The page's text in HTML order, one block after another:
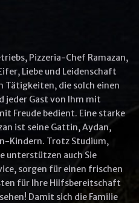
Pizzeria-Chef Ramazan,
Liebe und Leidenschaft
Tätigkeiten, die solch einen
jeder Gast von Ihm mit
Freude bedient. Eine starke
ist seine Gattin, Aydan,
Kindern. Trotz Studium,
unterstützen auch Sie
sorgen für einen frischen
für Ihre Hilfsbereitschaft
Damit sich die Familie
aliquip
ut aliquip ex ea
veniam